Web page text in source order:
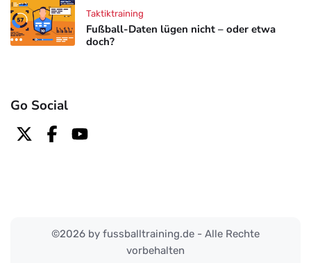
Fußball-Daten lügen nicht – oder etwa
doch?
Taktiktraining
Go Social
©2026 by fussballtraining.de - Alle Rechte
vorbehalten